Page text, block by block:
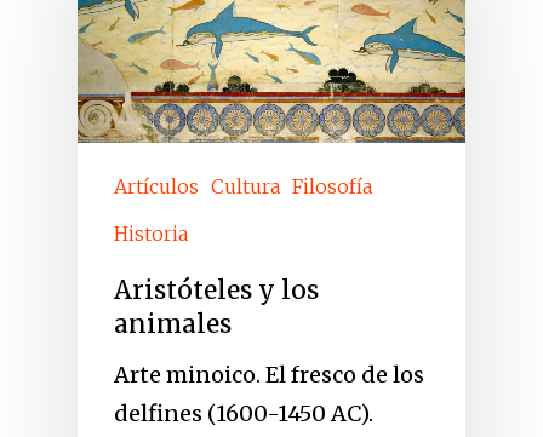
Artículos Cultura Filosofía
Historia
Aristóteles y los
animales
Arte minoico. El fresco de los
delfines (1600-1450 AC).